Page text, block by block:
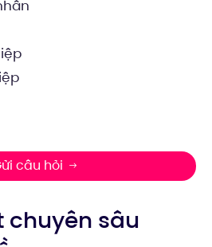
câu hỏi
chuyên sâu